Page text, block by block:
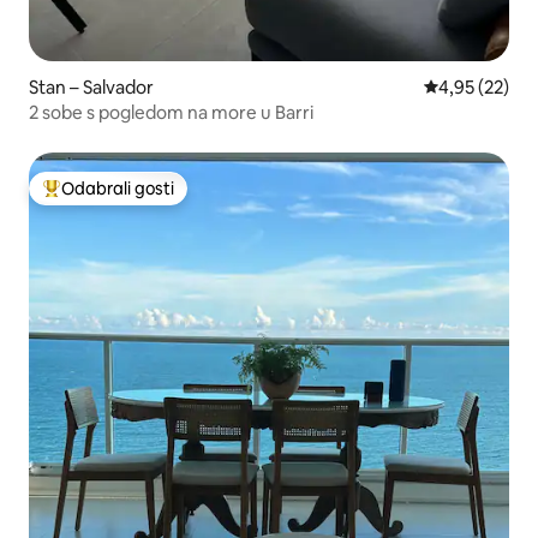
Stan – Salvador Prosječna
4,95 (22)
2 sobe s pogledom na more u Barri
Među najviše rangiranima s oznakom „Odabrali gosti”
Odabrali gosti